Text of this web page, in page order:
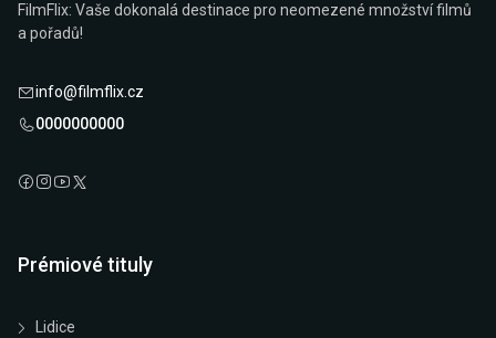
FilmFlix: Vaše dokonalá destinace pro neomezené množství filmů
a pořadů!
info@filmflix.cz
0000000000
Prémiové tituly
Lidice